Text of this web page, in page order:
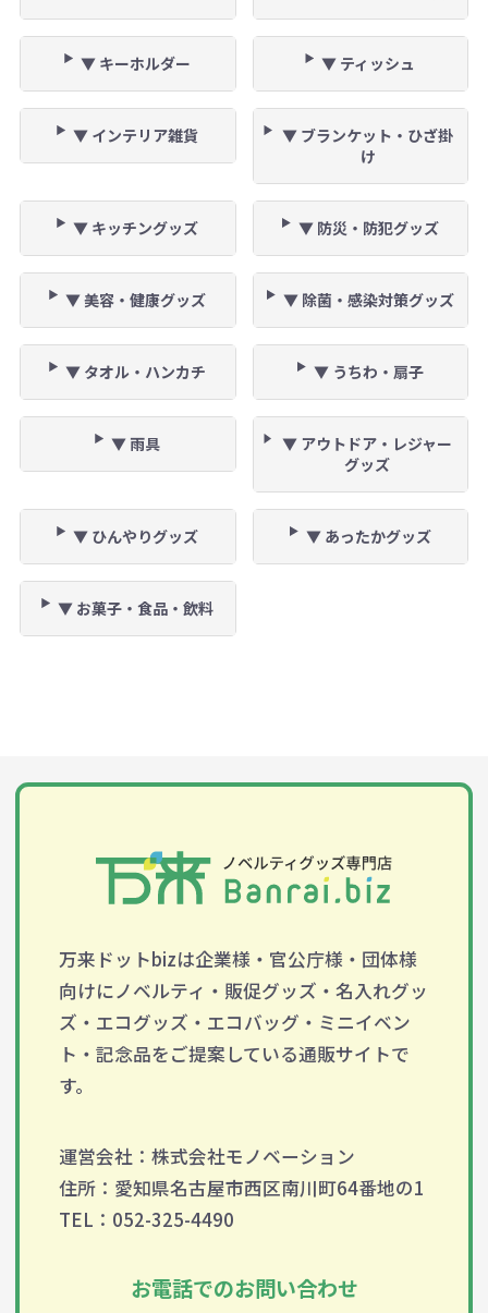
▼ キーホルダー ▼ ティッシュ
▼ インテリア雑貨
▼ ブランケット・ひざ掛
け
▼ キッチングッズ ▼ 防災・防犯グッズ
▼ 美容・健康グッズ ▼ 除菌・感染対策グッズ
▼ タオル・ハンカチ ▼ うちわ・扇子
▼ 雨具
▼ アウトドア・レジャー
グッズ
▼ ひんやりグッズ ▼ あったかグッズ
▼ お菓子・食品・飲料
万来ドットbizは企業様・官公庁様・団体様
向けにノベルティ・販促グッズ・名入れグッ
ズ・エコグッズ・エコバッグ・ミニイベン
ト・記念品をご提案している通販サイトで
す。
運営会社：株式会社モノベーション
住所：愛知県名古屋市西区南川町64番地の1
TEL：052-325-4490
お電話でのお問い合わせ